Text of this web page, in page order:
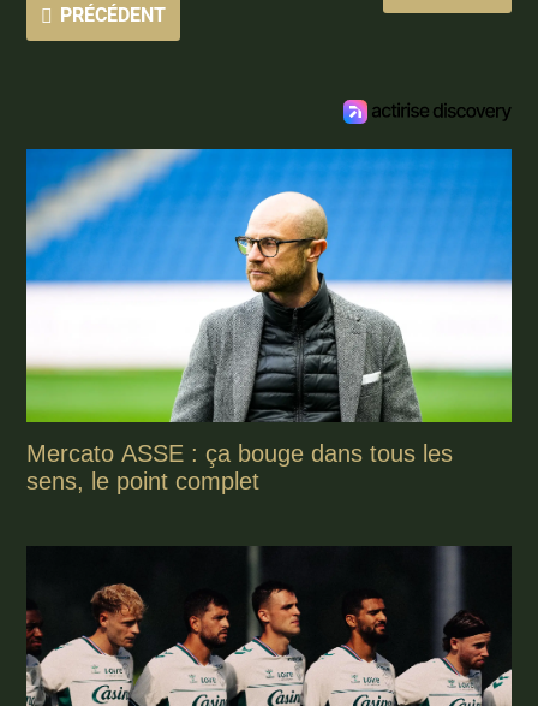
PRÉCÉDENT
Mercato ASSE : ça bouge dans tous les
sens, le point complet